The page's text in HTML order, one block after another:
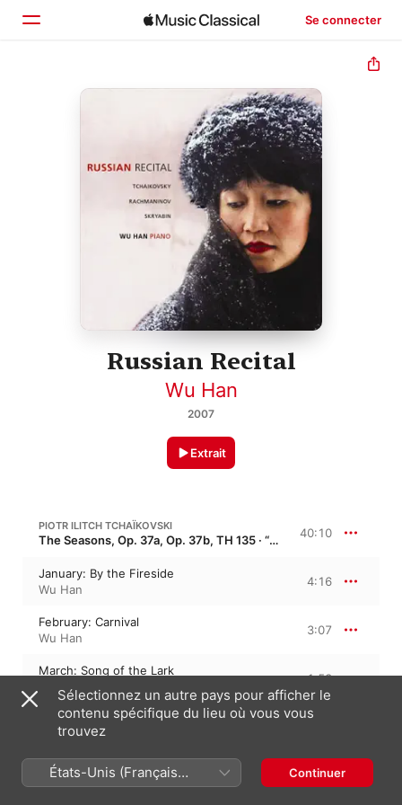
Se connecter
Accueil
Rechercher
Russian Recital
Wu Han
2007
Extrait
PIOTR ILITCH TCHAÏKOVSKI
The Seasons, Op. 37a, Op. 37b, TH 135 · “Les Saisons” 40:10
January: By the Fireside
Wu Han
4:16
February: Carnival
Wu Han
3:07
March: Song of the Lark
Wu Han
1:53
April: Snowdrop
Wu Han
May: May Nights
Wu Han
3:53
Sélectionnez un autre pays pour afficher le
contenu spécifique du lieu où vous vous
trouvez
États-Unis (Français
France)
Continuer